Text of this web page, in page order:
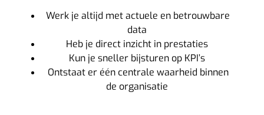
Werk je altijd met actuele en betrouwbare
data
Heb je direct inzicht in prestaties
Kun je sneller bijsturen op KPI’s
Ontstaat er één centrale waarheid binnen
de organisatie